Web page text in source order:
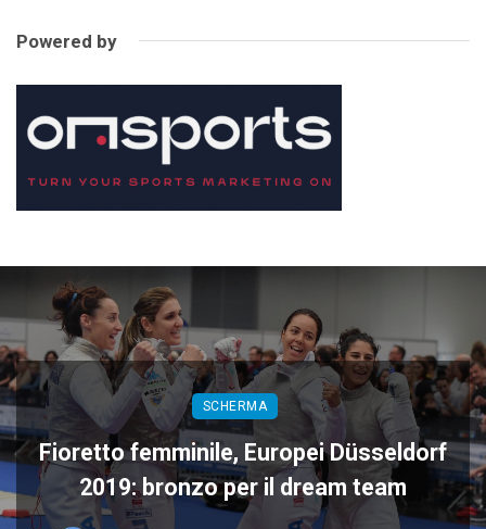
Powered by
SCHERMA
Fioretto femminile, Europei Düsseldorf
2019: bronzo per il dream team